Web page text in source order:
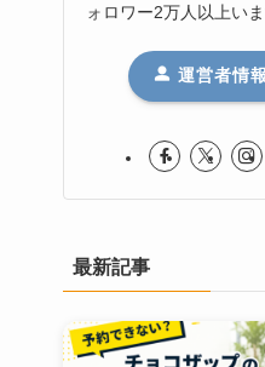
ォロワー2万人以上いま
運営者情
最新記事